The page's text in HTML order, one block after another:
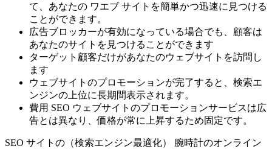
て、あなたの ワエブ サイトを簡単かつ迅速に見つける
ことができます。
広告ブロッカーが有効になっている場合でも、顧客は
あなたのサイトを見つけることができます
ターゲット顧客だけがあなたのウェブサイトを訪問し
ます
ウェブサイトのプロモーションが完了すると、検索エ
ンジンの上位に長期間表示されます。
費用 SEO ウェブサイトのプロモーションサービスは広
告とは異なり、価格が常に上昇するため固定です。
SEO サイトの（検索エンジン最適化） 腕時計のオンライン